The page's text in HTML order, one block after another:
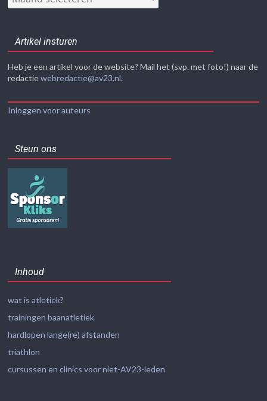
Artikel insturen
Heb je een artikel voor de website? Mail het (svp. met foto!) naar de
redactiewebredactie@av23.nl.
Inloggen voor auteurs
Steun ons
Inhoud
wat is atletiek?
trainingen baanatletiek
hardlopen lange(re) afstanden
triathlon
cursussen en clinics voor niet-AV23-leden